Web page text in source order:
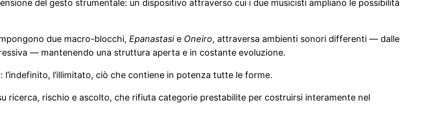
del gesto strumentale: un dispositivo attraverso cui i due musicisti ampliano le possibilità
due macro-blocchi, Epanastasie Oneiro, attraversa ambienti sonori differenti — dalle
— mantenendo una struttura aperta e in costante evoluzione.
l’illimitato, ciò che contiene in potenza tutte le forme.
ricerca, rischio e ascolto, che rifiuta categorie prestabilite per costruirsi interamente nel